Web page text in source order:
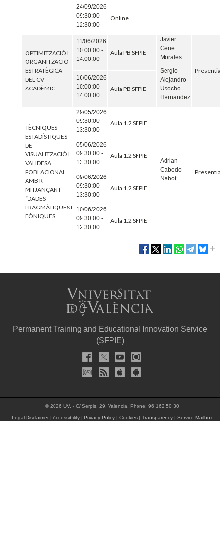
24/09/2026
09:30:00 -
12:30:00
Online
OPTIMITZACIÓ I
ORGANITZACIÓ
ESTRATÈGICA
DEL CV
ACADÈMIC
11/06/2026
10:00:00 -
14:00:00
Aula PB SFPIE
Javier
Gene
Morales
Sergio
Alejandro
Useche
Hernandez
16/06/2026
10:00:00 -
14:00:00
Aula PB SFPIE
TÈCNIQUES
ESTADÍSTIQUES
DE
VISUALITZACIÓ I
VALIDESA
POBLACIONAL
AMB R
MITJANÇANT
“DADES
PRAGMÀTIQUES I
FÒNIQUES
29/05/2026
09:30:00 -
13:30:00
Aula 1.2 SFPIE
Adrian
Cabedo
Nebot
05/06/2026
09:30:00 -
13:30:00
Aula 1.2 SFPIE
09/06/2026
09:30:00 -
13:30:00
Aula 1.2 SFPIE
10/06/2026
09:30:00 -
12:30:00
Aula 1.2 SFPIE
Permanent Training and Educational Innovation Service
(SFPIE)
© 2026 UV. - C/ Serpis, 29. Valencia. Phone: 96 162 50 30
Legal Disclaimer |Accessibility |Privacy Policy |Cookies |Transparency |Service Mailbox